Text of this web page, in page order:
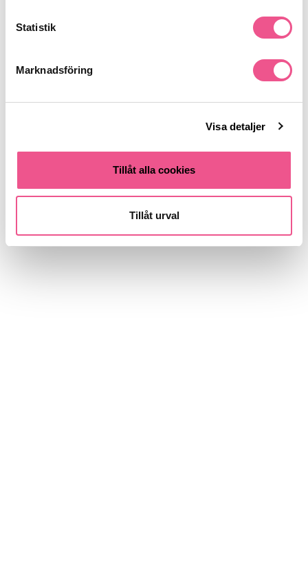
Statistik
Marknadsföring
Visa detaljer
Tillåt alla cookies
Tillåt urval